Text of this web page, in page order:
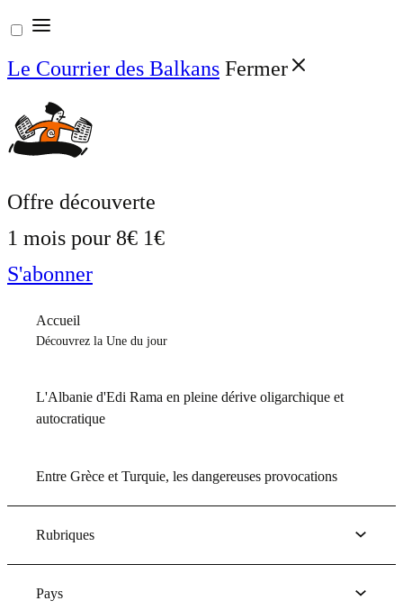
Aller
au
contenu
Le Courrier des Balkans Fermer
Offre découverte
1 mois pour 8€ 1€
S'abonner
Accueil
Découvrez la Une du jour
L'Albanie d'Edi Rama en pleine dérive oligarchique et
autocratique
Entre Grèce et Turquie, les dangereuses provocations
Rubriques
Pays